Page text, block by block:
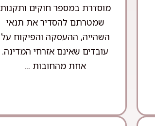
מוסדרת במספר חוקים ותקנות
שמטרתם להסדיר את תנאי
השהייה, ההעסקה והפיקוח על
עובדים שאינם אזרחי המדינה.
אחת מהחובות ...